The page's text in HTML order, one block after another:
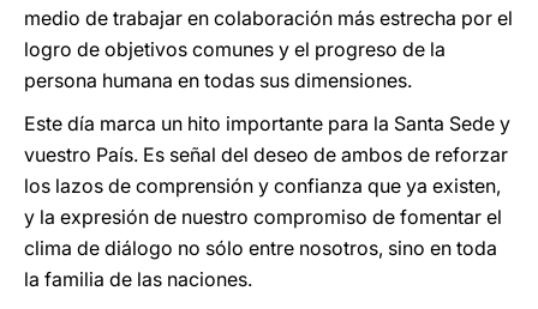
medio de trabajar en colaboración más estrecha por el
logro de objetivos comunes y el progreso de la
persona humana en todas sus dimensiones.
Este día marca un hito importante para la Santa Sede y
vuestro País. Es señal del deseo de ambos de reforzar
los lazos de comprensión y confianza que ya existen,
y la expresión de nuestro compromiso de fomentar el
clima de diálogo no sólo entre nosotros, sino en toda
la familia de las naciones.